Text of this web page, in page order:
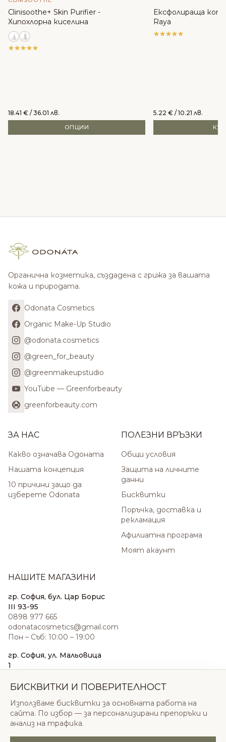
Clinisoothe+ Skin Purifier -
Хипохлорна киселина
18.41 € / 36.01 лв.
ОПЦИИ
Ексфолираща
Raya
5.22 € / 10.21 лв.
Органична козметика, създадена с грижа за вашата
кожа и природата.
Odonata Cosmetics
Organic Make-Up Studio
@odonata.cosmetics
@green_for_beauty
@greenmakeupstudio
YouTube — Greenforbeauty
greenforbeauty.com
ЗА НАС
Какво означава Одоната
Нашата концепция
10 причини защо да
изберете Odonata
ПОЛЕЗНИ ВРЪЗКИ
Общи условия
Защита на личните
данни
Бисквитки
Поръчка, доставка и
рекламация
Афилиатна програма
Моят акаунт
НАШИТЕ МАГАЗИНИ
гр. София, бул. Цар Борис
III 93-95
0898 977 665
odonatacosmetics@gmail.com
Пон – Съб: 10:00 – 19:00
гр. София, ул. Мальовица
1
sales@odonatacosmetics.com
Нед: 11:00 – 18:00
БИСКВИТКИ И ПОВЕРИТЕЛНОСТ
Използваме бисквитки за основната работа на
сайта. По избор — за персонализирани препоръки и
анализ на трафика.